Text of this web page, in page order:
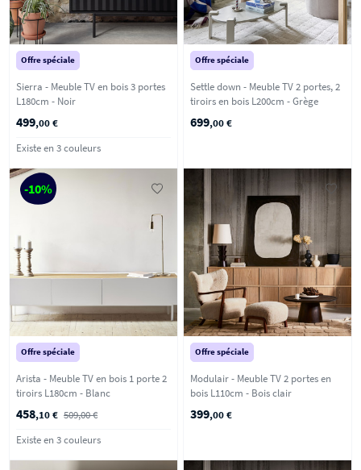
Offre spéciale
Sierra - Meuble TV en bois 3 portes
L180cm - Noir
499,00 €
Existe en 3 couleurs
Offre spéciale
Settle down - Meuble TV 2 portes, 2
tiroirs en bois L200cm - Grège
699,00 €
-10%
Offre spéciale
Arista - Meuble TV en bois 1 porte 2
tiroirs L180cm - Blanc
458,10 € 509,00 €
Existe en 3 couleurs
Offre spéciale
Modulair - Meuble TV 2 portes en
bois L110cm - Bois clair
399,00 €